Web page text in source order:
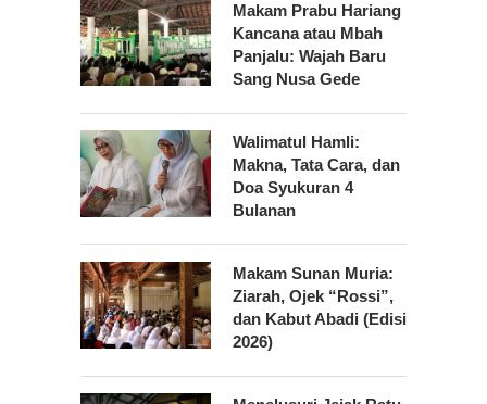
Makam Prabu Hariang
Kancana atau Mbah
Panjalu: Wajah Baru
Sang Nusa Gede
Walimatul Hamli:
Makna, Tata Cara, dan
Doa Syukuran 4
Bulanan
Makam Sunan Muria:
Ziarah, Ojek “Rossi”,
dan Kabut Abadi (Edisi
2026)